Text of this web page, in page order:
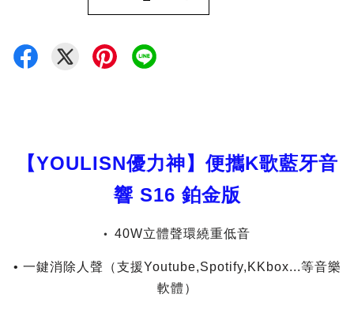
【YOULISN優力神】便攜K歌藍牙音
響 S16 鉑金版
• 40W立體聲環繞重低音
• 一鍵消除人聲（支援Youtube,Spotify,KKbox...等音樂
軟體）